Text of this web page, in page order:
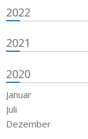
2022
2021
2020
Januar
Juli
Dezember